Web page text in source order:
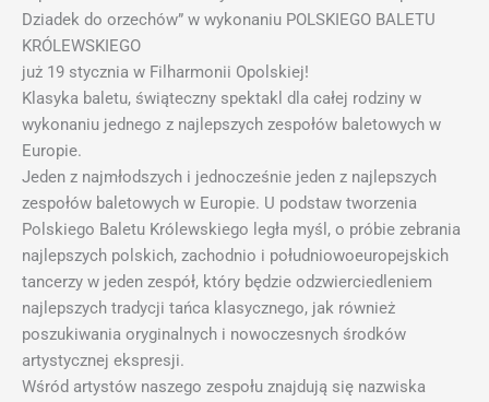
Dziadek do orzechów” w wykonaniu POLSKIEGO BALETU
KRÓLEWSKIEGO
już 19 stycznia w Filharmonii Opolskiej!
Klasyka baletu, świąteczny spektakl dla całej rodziny w
wykonaniu jednego z najlepszych zespołów baletowych w
Europie.
Jeden z najmłodszych i jednocześnie jeden z najlepszych
zespołów baletowych w Europie. U podstaw tworzenia
Polskiego Baletu Królewskiego legła myśl, o próbie zebrania
najlepszych polskich, zachodnio i południowoeuropejskich
tancerzy w jeden zespół, który będzie odzwierciedleniem
najlepszych tradycji tańca klasycznego, jak również
poszukiwania oryginalnych i nowoczesnych środków
artystycznej ekspresji.
Wśród artystów naszego zespołu znajdują się nazwiska